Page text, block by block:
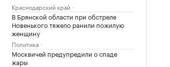
Краснодарский край
В Брянской области при обстреле
Новенького тяжело ранили пожилую
женщину
Политика
Москвичей предупредили о спаде
жары